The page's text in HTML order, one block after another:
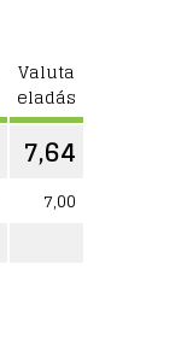
Valuta
eladás
7,64
7,00